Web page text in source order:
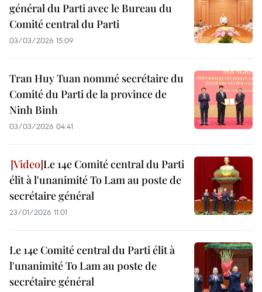
général du Parti avec le Bureau du
Comité central du Parti
03/03/2026 15:09
Tran Huy Tuan nommé secrétaire du
Comité du Parti de la province de
Ninh Binh
03/03/2026 04:41
Le 14e Comité central du Parti
élit à l'unanimité To Lam au poste de
secrétaire général
23/01/2026 11:01
Le 14e Comité central du Parti élit à
l'unanimité To Lam au poste de
secrétaire général